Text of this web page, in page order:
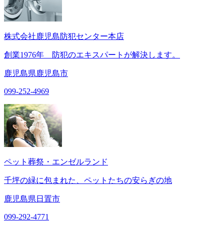
株式会社鹿児島防犯センター本店
創業1976年 防犯のエキスパートが解決します。
鹿児島県鹿児島市
099-252-4969
ペット葬祭・エンゼルランド
千坪の緑に包まれた、ペットたちの安らぎの地
鹿児島県日置市
099-292-4771